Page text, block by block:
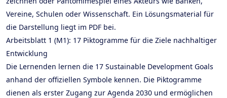
Vereine, Schulen oder Wissenschaft. Ein Lösungsmaterial für
die Darstellung liegt im PDF bei.
Arbeitsblatt 1 (M1): 17 Piktogramme für die Ziele nachhaltiger
Entwicklung
Die Lernenden lernen die 17 Sustainable Development Goals
anhand der offiziellen Symbole kennen. Die Piktogramme
dienen als erster Zugang zur Agenda 2030 und ermöglichen